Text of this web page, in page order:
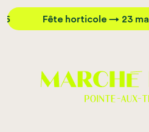
Fête horticole → 23 mai 2026